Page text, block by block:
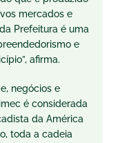
mercados e
Prefeitura é uma
e
afirma.
negócios e
é considerada
da América
toda a cadeia